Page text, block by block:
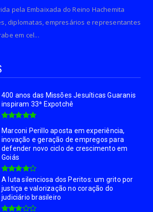
pela Embaixada do Reino Hachemita
diplomatas, empresários e representantes
em cel...
400 anos das Missões Jesuíticas Guaranis
inspiram 33ª Expotchê
Marconi Perillo aposta em experiência,
inovação e geração de empregos para
defender novo ciclo de crescimento em
Goiás
A luta silenciosa dos Peritos: um grito por
justiça e valorização no coração do
judiciário brasileiro